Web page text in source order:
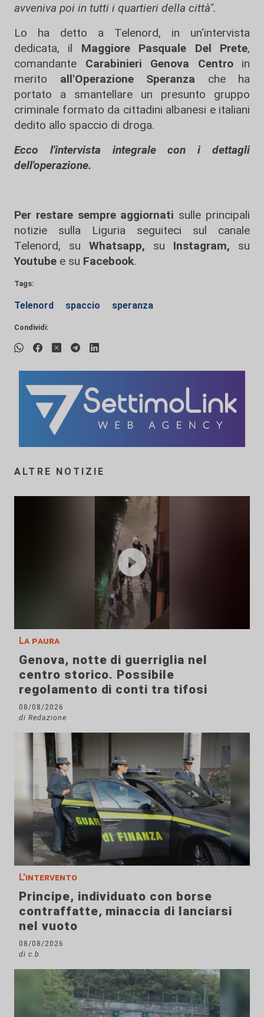
avveniva poi in tutti i quartieri della città".
Lo ha detto a Telenord, in un'intervista
dedicata, il Maggiore Pasquale Del Prete,
comandante Carabinieri Genova Centroin
merito all'Operazione Speranza che ha
portato a smantellare un presunto gruppo
criminale formato da cittadini albanesi e italiani
dedito allo spaccio di droga.
Ecco l'intervista integrale con i dettagli
dell'operazione.
Per restare sempre aggiornati sulle principali
notizie sulla Liguria seguiteci sul canale
Telenord, su
Whatsapp, su Instagram, su
Youtube e su Facebook.
Tags:
Telenord spaccio speranza
Condividi:
ALTRE NOTIZIE
La paura
Genova, notte di guerriglia nel
centro storico. Possibile
regolamento di conti tra tifosi
08/08/2026
di Redazione
L'intervento
Principe, individuato con borse
contraffatte, minaccia di lanciarsi
nel vuoto
08/08/2026
di c.b.